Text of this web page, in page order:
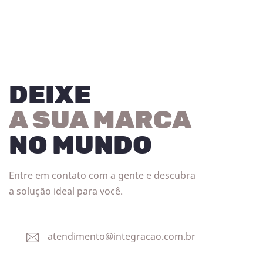
DEIXE
A SUA MARCA
NO MUNDO
Entre em contato com a gente e descubra
a solução ideal para você.
atendimento@integracao.com.br